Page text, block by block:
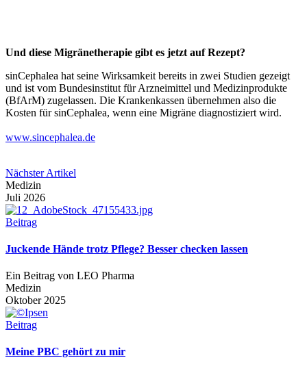
Und diese Migränetherapie gibt es jetzt auf Rezept?
sinCephalea hat seine Wirksamkeit bereits in zwei Studien gezeigt
und ist vom Bundesinstitut für Arzneimittel und Medizinprodukte
(BfArM) zugelassen. Die Krankenkassen übernehmen also die
Kosten für sinCephalea, wenn eine Migräne diagnostiziert wird.
www.sincephalea.de
Nächster Artikel
Medizin
Juli 2026
Beitrag
Juckende Hände trotz Pflege? Besser checken lassen
Ein Beitrag von LEO Pharma
Medizin
Oktober 2025
Beitrag
Meine PBC gehört zu mir